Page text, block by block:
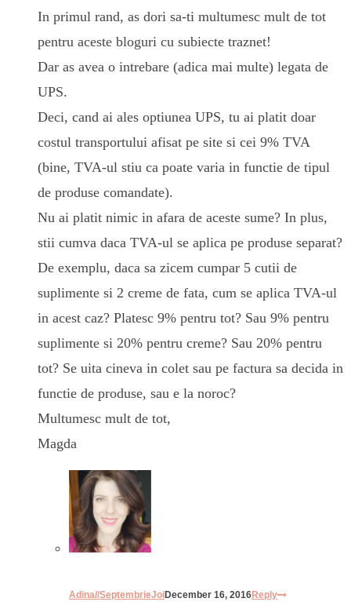
In primul rand, as dori sa-ti multumesc mult de tot
pentru aceste bloguri cu subiecte traznet!
Dar as avea o intrebare (adica mai multe) legata de
UPS.
Deci, cand ai ales optiunea UPS, tu ai platit doar
costul transportului afisat pe site si cei 9% TVA
(bine, TVA-ul stiu ca poate varia in functie de tipul
de produse comandate).
Nu ai platit nimic in afara de aceste sume? In plus,
stii cumva daca TVA-ul se aplica pe produse separat?
De exemplu, daca sa zicem cumpar 5 cutii de
suplimente si 2 creme de fata, cum se aplica TVA-ul
in acest caz? Platesc 9% pentru tot? Sau 9% pentru
suplimente si 20% pentru creme? Sau 20% pentru
tot? Se uita cineva in colet sau pe factura sa decida in
functie de produse, sau e la noroc?
Multumesc mult de tot,
Magda
Adina//SeptembrieJoiDecember 16, 2016Reply